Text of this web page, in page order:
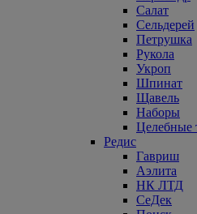
Салат
Сельдерей
Петрушка
Рукола
Укроп
Шпинат
Щавель
Наборы
Целебные
Редис
Гавриш
Аэлита
НК ЛТД
СеДек